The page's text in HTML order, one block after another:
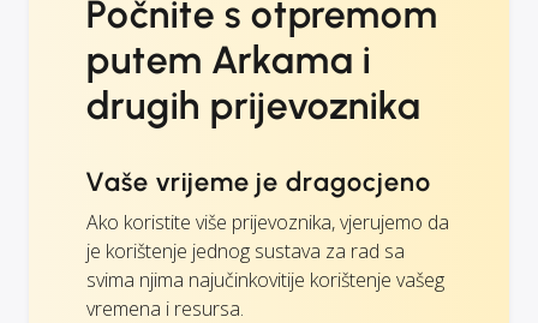
Počnite s otpremom
putem Arkama i
drugih prijevoznika
Vaše vrijeme je dragocjeno
Ako koristite više prijevoznika, vjerujemo da
je korištenje jednog sustava za rad sa
svima njima najučinkovitije korištenje vašeg
vremena i resursa.